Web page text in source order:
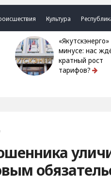
Культура
«Якутскэнерго» в
минусе: нас
кратный рост
тарифов?